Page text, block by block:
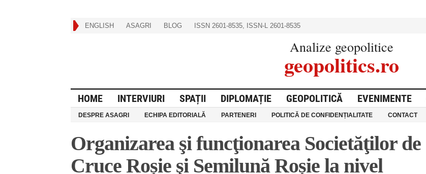
ENGLISH ASAGRI BLOG ISSN 2601-8535, ISSN-L 2601-8535
Analize geopolitice
geopolitics.ro
HOME INTERVIURI SPAȚII DIPLOMAȚIE GEOPOLITICĂ EVENIMENTE
DESPRE ASAGRI ECHIPA EDITORIALĂ PARTENERI POLITICĂ DE CONFIDENȚIALITATE CONTACT
Organizarea şi funcţionarea Societăţilor de
Cruce Roșie şi Semilună Roșie la nivel